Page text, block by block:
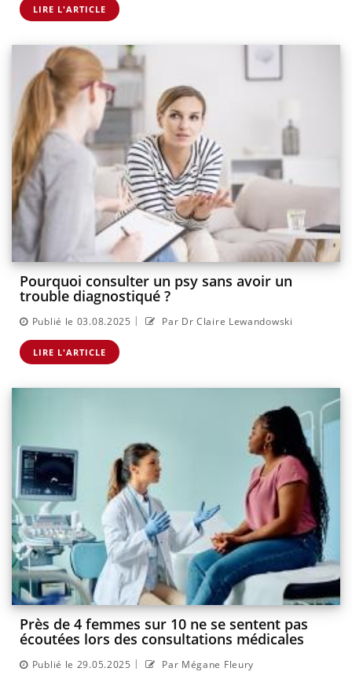
LIRE L'ARTICLE
Pourquoi consulter un psy sans avoir un
trouble diagnostiqué ?
Publié le 03.08.2025 | Par Dr Claire Lewandowski
LIRE L'ARTICLE
Près de 4 femmes sur 10 ne se sentent pas
écoutées lors des consultations médicales
Publié le 29.05.2025 | Par Mégane Fleury